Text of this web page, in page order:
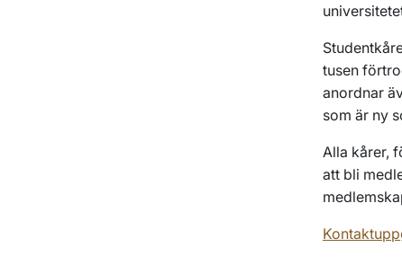
tusen
anordnar
som är ny
Alla kårer,
att bli